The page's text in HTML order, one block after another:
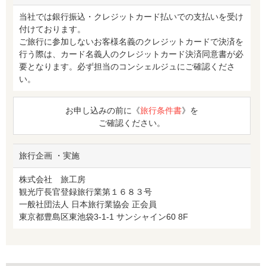
当社では銀行振込・クレジットカード払いでの支払いを受け
付けております。
ご旅行に参加しないお客様名義のクレジットカードで決済を
行う際は、カード名義人のクレジットカード決済同意書が必
要となります。必ず担当のコンシェルジュにご確認くださ
い。
お申し込みの前に《旅行条件書》を
ご確認ください。
旅行企画 ・実施
株式会社 旅工房
観光庁長官登録旅行業第１６８３号
一般社団法人 日本旅行業協会 正会員
東京都豊島区東池袋3-1-1 サンシャイン60 8F